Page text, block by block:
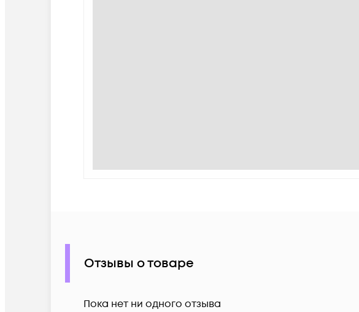
Отзывы о товаре
Пока нет ни одного отзыва